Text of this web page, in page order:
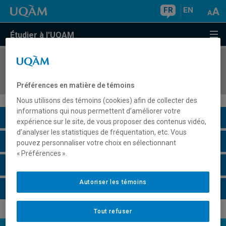
FR EN
Étudier à l'UQAM
COURS//
Description du cours
Horaire - Été 2026
Préférences en matière de témoins
Nous utilisons des témoins (cookies) afin de collecter des
informations qui nous permettent d’améliorer votre
expérience sur le site, de vous proposer des contenus vidéo,
d’analyser les statistiques de fréquentation, etc. Vous
pouvez personnaliser votre choix en sélectionnant
« Préférences ».
Tout refuser
Autoriser les témoins